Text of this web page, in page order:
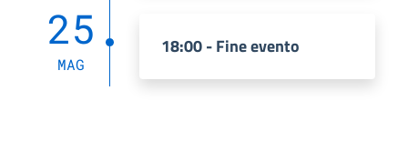
25
MAG
18:00 - Fine evento